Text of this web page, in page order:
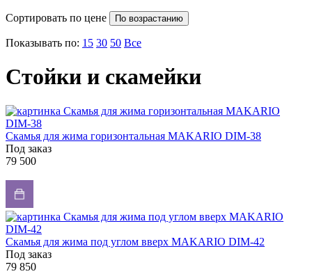
Сортировать по цене По возрастанию
Показывать по: 15 30 50 Все
Стойки и скамейки
Скамья для жима горизонтальная MAKARIO DIM-38
Под заказ
79 500
Скамья для жима под углом вверх MAKARIO DIM-42
Под заказ
79 850